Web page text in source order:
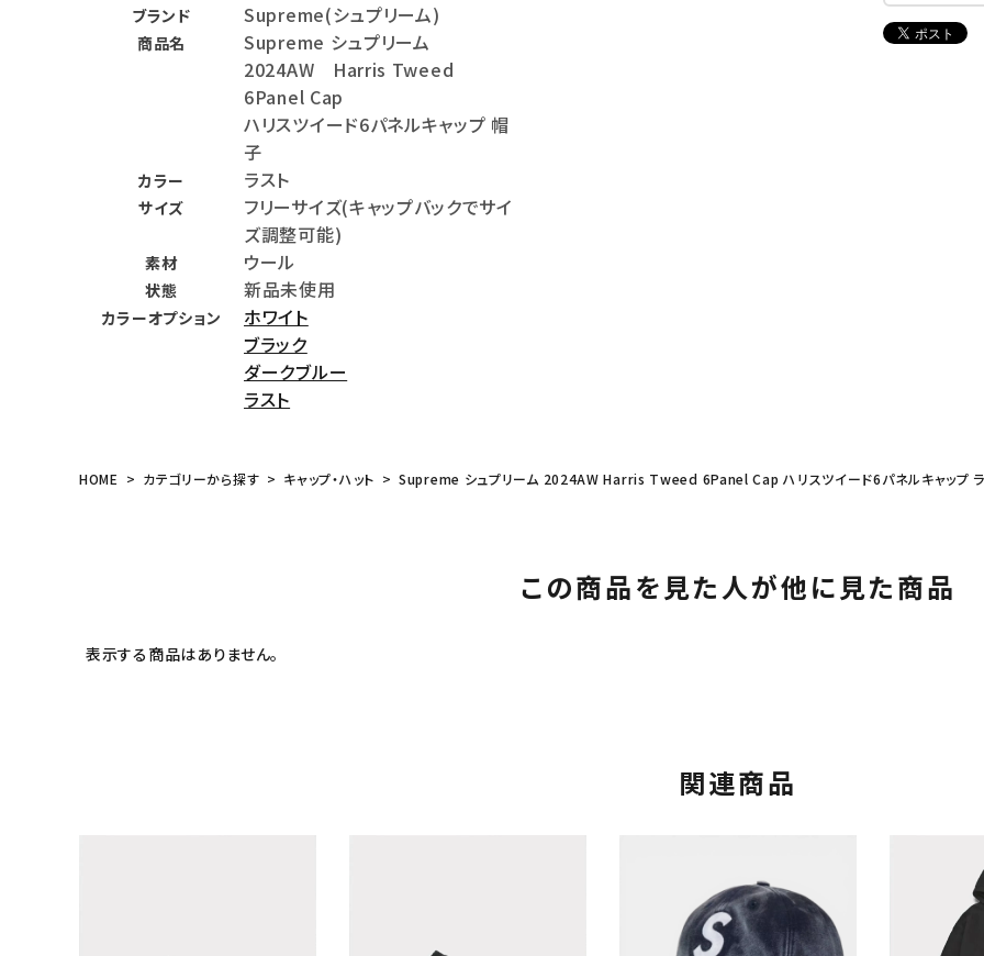
会員登録
ブランド Supreme(シュプリーム)
商品名
Supreme シュプリーム
2024AW Harris Tweed
6Panel Cap
ハリスツイード6パネルキャップ 帽
子
カラー ラスト
サイズ
フリーサイズ(キャップバックでサイ
ズ調整可能)
素材 ウール
状態 新品未使用
カラーオプション
ホワイト
ブラック
ダークブルー
ラスト
HOME カテゴリーから探す キャップ・ハット Supreme シュプリーム 2024AW Harris Tweed 6Panel Cap ハリスツイード6パネルキャップ
この商品を見た人が他に見た商品
表示する商品はありません。
関連商品